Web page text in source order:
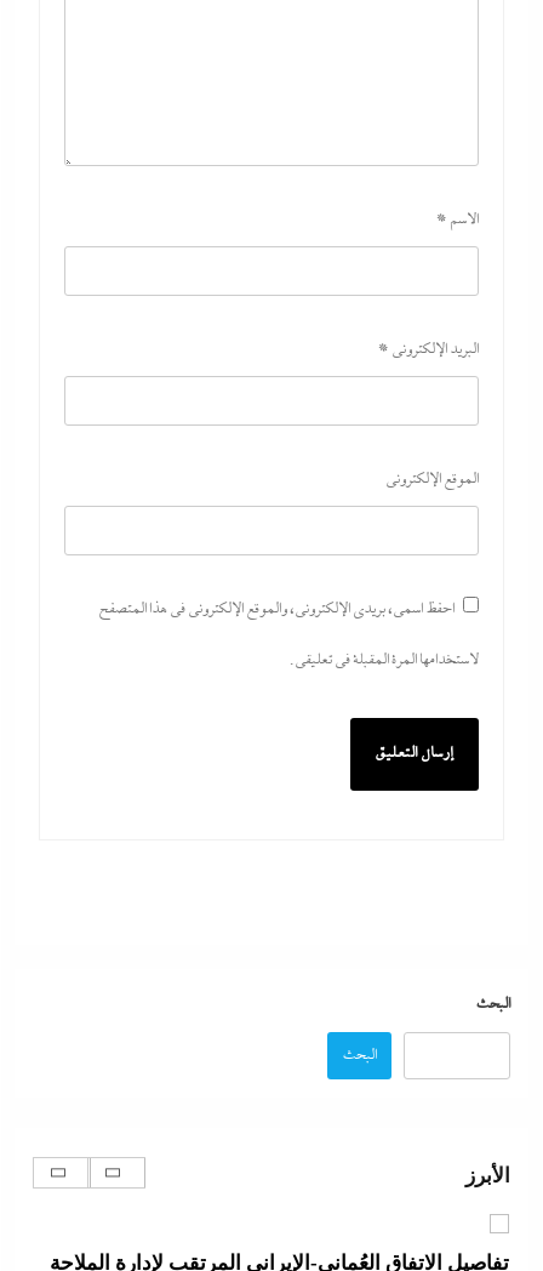
الاسم *
البريد الإلكتروني *
الموقع الإلكتروني
احفظ اسمي، بريدي الإلكتروني، والموقع الإلكتروني في هذا المتصفح
لاستخدامها المرة المقبلة في تعليقي.
البحث
البحث
الأبرز
في الاحتياطي الأجنبي رغم توترات هرمز
6 أغسطس، 2026
أبو يحى نصار يسطر من غزة: كل ما تريدون معرفته عن